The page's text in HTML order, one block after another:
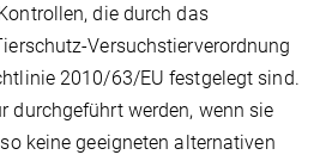
die durch das
Versuchstierverordnung
2010/63/EU festgelegt sind.
durchgeführt werden, wenn sie
keine geeigneten alternativen